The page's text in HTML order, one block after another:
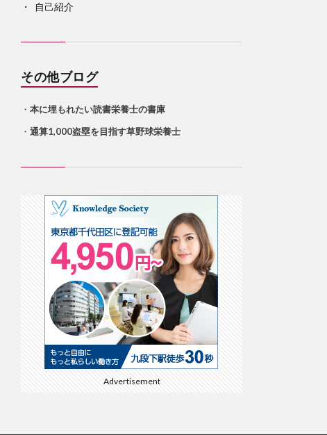
自己紹介
その他ブログ
・ 本に埋もれたい読書栄養士の書庫
・ 通算1,000盗塁を目指す草野球栄養士
Advertisement